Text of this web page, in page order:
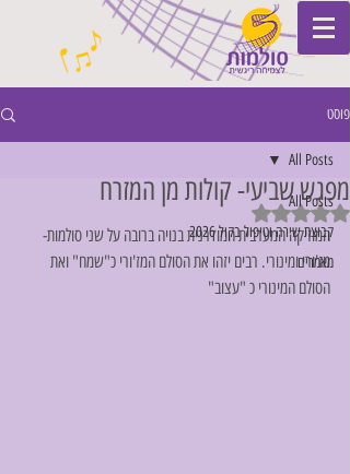
פוסט
All Posts
קבוצת שירה וטיפול בקול 2026
מאמרים
All Posts
מפגש שביעי- קולות מן המזרח
דירוג של NaN מתוך 5 כוכבים
המוזיקה המערבית המודרנית בנויה ברובה על שני סולמות-
מז'ורי ומינורי. רבים יזהו את הסולם המז'ורי כ"שמח" ואת
הסולם המינורי כ "עצוב"